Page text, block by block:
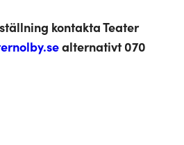
kontakta Teater
alternativt 070